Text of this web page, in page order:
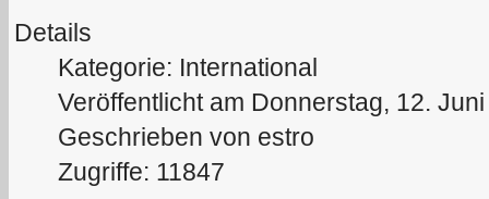
Details
Kategorie: International
Veröffentlicht am Donnerstag, 12.
Geschrieben von estro
Zugriffe: 11847